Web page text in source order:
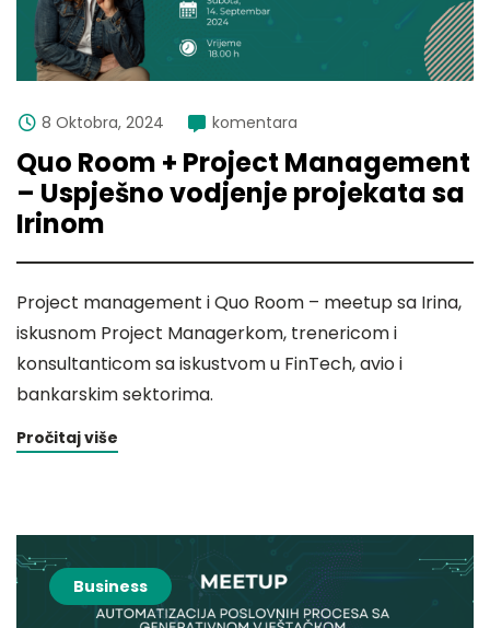
8 Oktobra, 2024 komentara
Quo Room + Project Management
– Uspješno vodjenje projekata sa
Irinom
Project management i Quo Room – meetup sa Irina,
iskusnom Project Managerkom, trenericom i
konsultanticom sa iskustvom u FinTech, avio i
bankarskim sektorima.
Pročitaj više
Business